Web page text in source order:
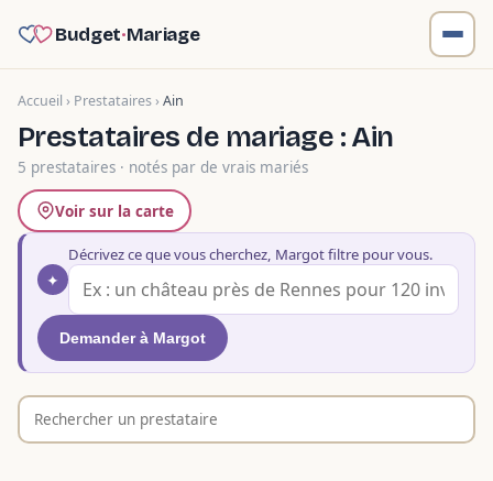
Budget·Mariage
Accueil › Prestataires› Ain
Prestataires de mariage : Ain
5 prestataires · notés par de vrais mariés
Voir sur la carte
✦
Décrivez ce que vous cherchez, Margot filtre pour vous.
Demander à Margot